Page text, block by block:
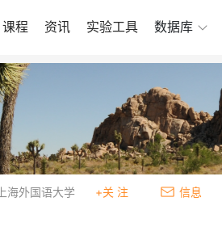
课程 资讯 实验工具 数据库
上海外国语大学 +关 注
信息